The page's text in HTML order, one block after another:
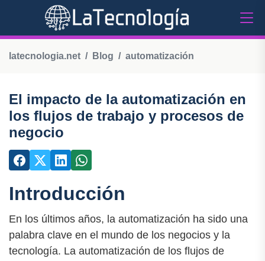
latecnologia.net Blog automatización
El impacto de la automatización en
los flujos de trabajo y procesos de
negocio
Introducción
En los últimos años, la automatización ha sido una
palabra clave en el mundo de los negocios y la
tecnología. La automatización de los flujos de